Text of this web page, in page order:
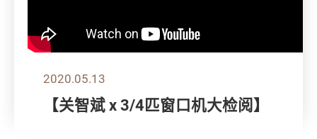
2020.05.13
【关智斌 x 3/4匹窗口机大检阅】